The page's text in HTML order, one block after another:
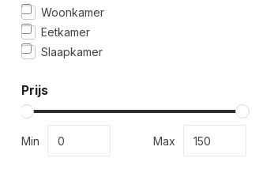
Woonkamer
Eetkamer
Slaapkamer
Prijs
Min Max